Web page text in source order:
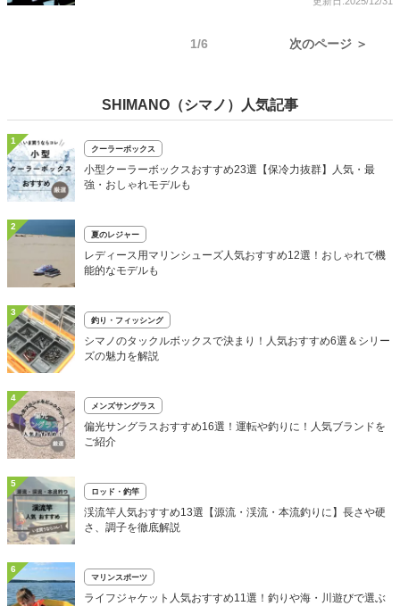
1/6 次のページ ＞
SHIMANO（シマノ）人気記事
1
クーラーボックス
小型クーラーボックスおすすめ23選【保冷力抜群】人気・最
強・おしゃれモデルも
2
夏のレジャー
レディース用マリンシューズ人気おすすめ12選！おしゃれで機
能的なモデルも
3
釣り・フィッシング
シマノのタックルボックスで決まり！人気おすすめ6選＆シリー
ズの魅力を解説
4
メンズサングラス
偏光サングラスおすすめ16選！運転や釣りに！人気ブランドを
ご紹介
5
ロッド・釣竿
渓流竿人気おすすめ13選【源流・渓流・本流釣りに】長さや硬
さ、調子を徹底解説
6
マリンスポーツ
ライフジャケット人気おすすめ11選！釣りや海・川遊びで選ぶ